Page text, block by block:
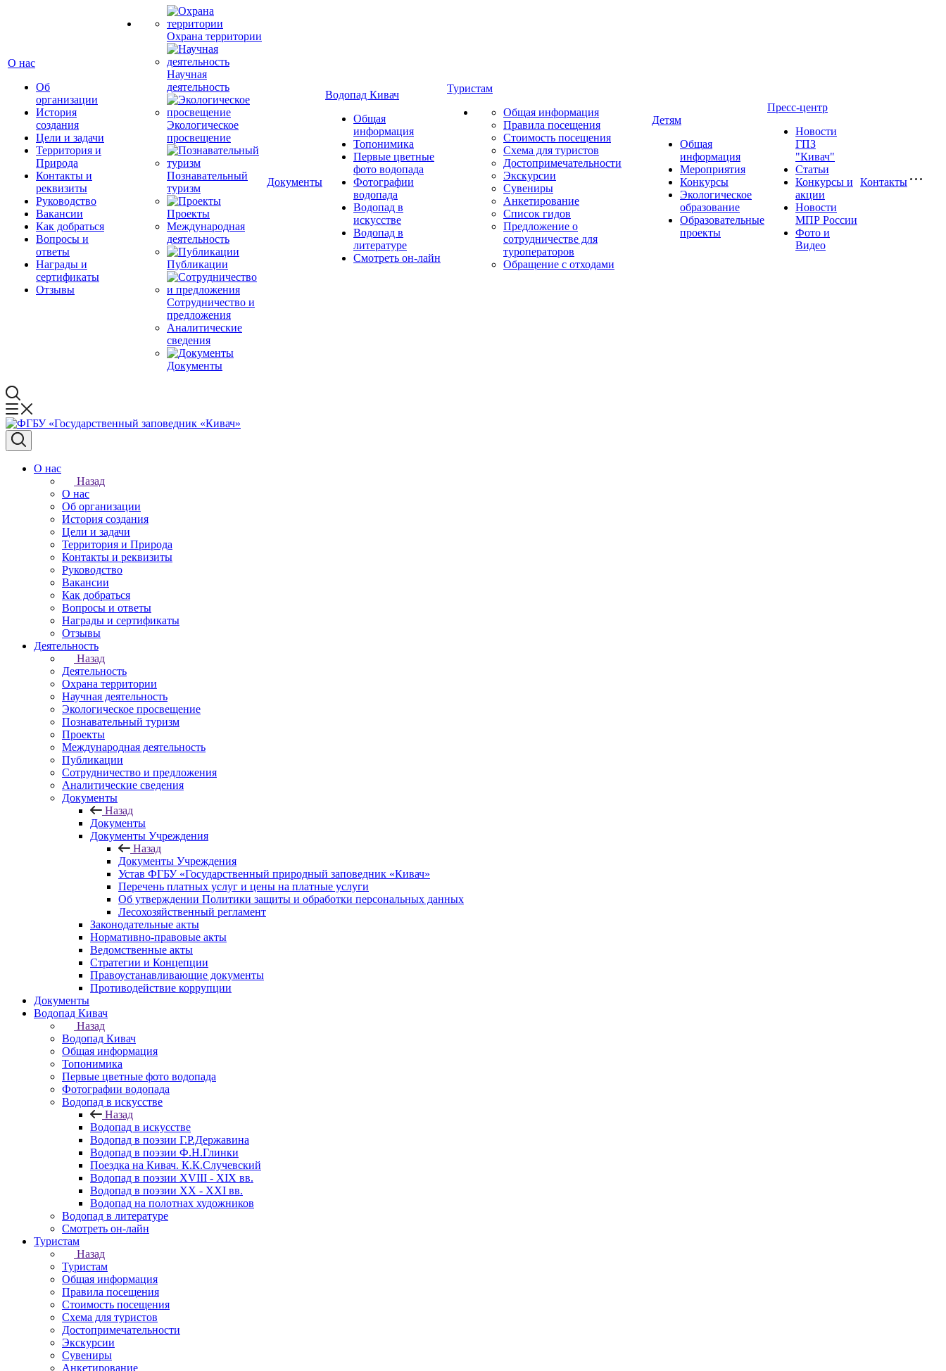
О нас
Об
организации
История
создания
Цели и задачи
Территория и
Природа
Контакты и
реквизиты
Руководство
Вакансии
Как добраться
Вопросы и
ответы
Награды и
сертификаты
Отзывы
Охрана территории
Научная
деятельность
Экологическое
просвещение
Познавательный
туризм
Проекты
Международная
деятельность
Публикации
Сотрудничество и
предложения
Аналитические
сведения
Документы
Документы
Водопад Кивач
Общая
информация
Топонимика
Первые цветные
фото водопада
Фотографии
водопада
Водопад в
искусстве
Водопад в
литературе
Смотреть он-лайн
Туристам
Общая информация
Правила посещения
Стоимость посещения
Схема для туристов
Достопримечательности
Экскурсии
Сувениры
Анкетирование
Список гидов
Предложение о
сотрудничестве для
туроператоров
Обращение с отходами
Детям
Общая
информация
Мероприятия
Конкурсы
Экологическое
образование
Образовательные
проекты
Пресс-центр
Новости
ГПЗ
"Кивач"
Статьи
Конкурсы и
акции
Новости
МПР России
Фото и
Видео
Контакты
О нас
Назад
О нас
Об организации
История создания
Цели и задачи
Территория и Природа
Контакты и реквизиты
Руководство
Вакансии
Как добраться
Вопросы и ответы
Награды и сертификаты
Отзывы
Деятельность
Назад
Деятельность
Охрана территории
Научная деятельность
Экологическое просвещение
Познавательный туризм
Проекты
Международная деятельность
Публикации
Сотрудничество и предложения
Аналитические сведения
Документы
Назад
Документы
Документы Учреждения
Назад
Документы Учреждения
Устав ФГБУ «Государственный природный заповедник «Кивач»
Перечень платных услуг и цены на платные услуги
Об утверждении Политики защиты и обработки персональных данных
Лесохозяйственный регламент
Законодательные акты
Нормативно-правовые акты
Ведомственные акты
Стратегии и Концепции
Правоустанавливающие документы
Противодействие коррупции
Документы
Водопад Кивач
Назад
Водопад Кивач
Общая информация
Топонимика
Первые цветные фото водопада
Фотографии водопада
Водопад в искусстве
Назад
Водопад в искусстве
Водопад в поэзии Г.Р.Державина
Водопад в поэзии Ф.Н.Глинки
Поездка на Кивач. К.К.Случевский
Водопад в поэзии XVIII - XIX вв.
Водопад в поэзии XX - XXI вв.
Водопад на полотнах художников
Водопад в литературе
Смотреть он-лайн
Туристам
Назад
Туристам
Общая информация
Правила посещения
Стоимость посещения
Схема для туристов
Достопримечательности
Экскурсии
Сувениры
Анкетирование